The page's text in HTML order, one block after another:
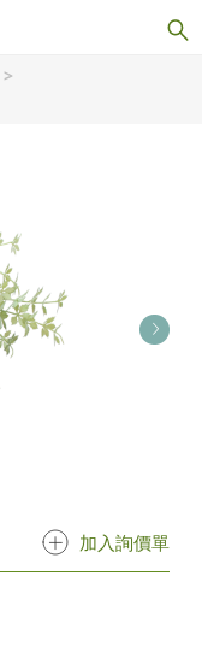
加入詢價單